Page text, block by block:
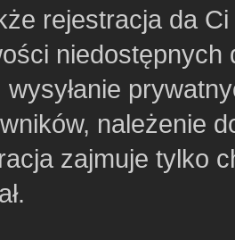
rejestracja da
niedostępnych
wysyłanie
należenie
zajmuje tylko